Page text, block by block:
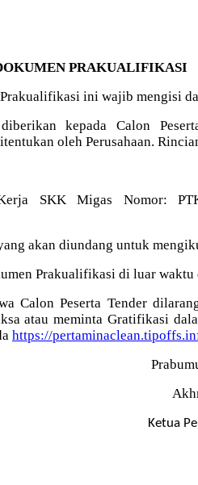
PRAKUALIFIKASI
ini wajib mengisi
kepada Calon
oleh Perusahaan.
SKK Migas Nomor:
akan diundang untuk
Prakualifikasi di luar
Calon Peserta Tender
atau meminta Gratifikasi
https://
Ketua